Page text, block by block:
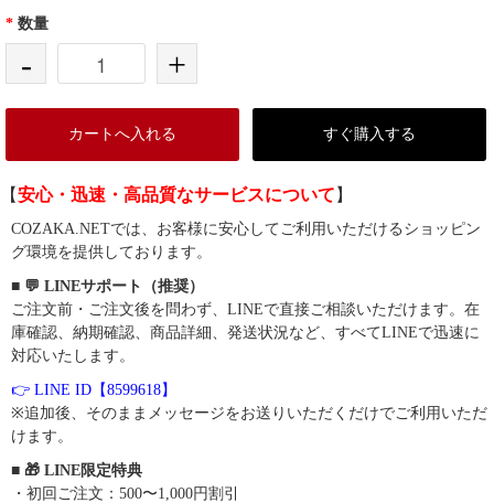
* 数量
- +
カートへ入れる すぐ購入する
【安心・迅速・高品質なサービスについて 】
COZAKA.NETでは、お客様に安心してご利用いただけるショッピン
グ環境を提供しております。
■ 💬 LINEサポート（推奨）
ご注文前・ご注文後を問わず、LINEで直接ご相談いただけます。在
庫確認、納期確認、商品詳細、発送状況など、すべてLINEで迅速に
対応いたします。
👉 LINE ID【8599618】
※追加後、そのままメッセージをお送りいただくだけでご利用いただ
けます。
■ 🎁 LINE限定特典
・初回ご注文：500〜1,000円割引